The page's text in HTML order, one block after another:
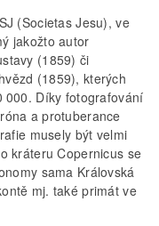
(Societas Jesu), ve
jakožto autor
(1859) či
(1859), kterých
000. Díky fotografování
a protuberance
musely být velmi
kráteru Copernicus se
sama Královská
mj. také primát ve